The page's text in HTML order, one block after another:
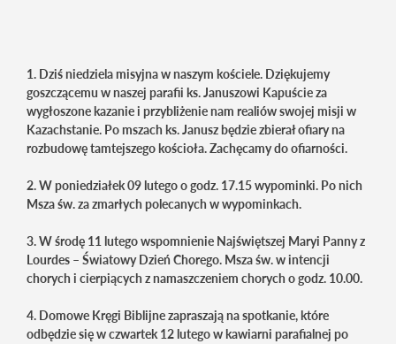
1. Dziś niedziela misyjna w naszym kościele. Dziękujemy
goszczącemu w naszej parafii ks. Januszowi Kapuście za
wygłoszone kazanie i przybliżenie nam realiów swojej misji w
Kazachstanie. Po mszach ks. Janusz będzie zbierał ofiary na
rozbudowę tamtejszego kościoła. Zachęcamy do ofiarności.
2. W poniedziałek 09 lutego o godz. 17.15 wypominki. Po nich
Msza św. za zmarłych polecanych w wypominkach.
3. W środę 11 lutego wspomnienie Najświętszej Maryi Panny z
Lourdes – Światowy Dzień Chorego. Msza św. w intencji
chorych i cierpiących z namaszczeniem chorych o godz. 10.00.
4. Domowe Kręgi Biblijne zapraszają na spotkanie, które
odbędzie się w czwartek 12 lutego w kawiarni parafialnej po